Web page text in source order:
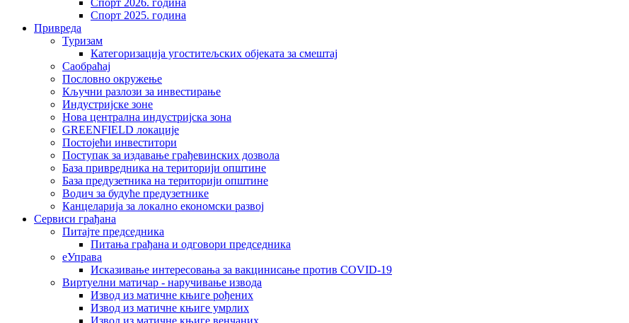
Спорт 2025. година
Привреда
Туризам
Категоризација угоститељских објеката за смештај
Саобраћај
Пословно окружење
Кључни разлози за инвестирање
Индустријске зоне
Нова централна индустријска зона
GREENFIELD локације
Постојећи инвеститори
Поступак за издавање грађевинских дозвола
База привредника на територији општине
База предузетника на територији општине
Водич за будуће предузетнике
Канцеларија за локално економски развој
Сервиси грађана
Питајте председника
Питања грађана и одговори председника
еУправа
Исказивање интересовања за вакцинисање против COVID-19
Виртуелни матичар - наручивање извода
Извод из матичне књиге рођених
Извод из матичне књиге умрлих
Извод из матичне књиге венчаних